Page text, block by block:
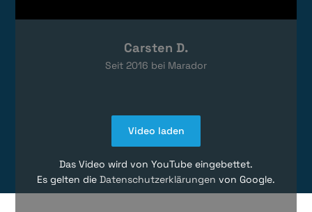
Video laden
Das Video wird von YouTube eingebettet.
Es gelten die Datenschutzerklärungen von Google.
Carsten D.
Seit 2016 bei Marador